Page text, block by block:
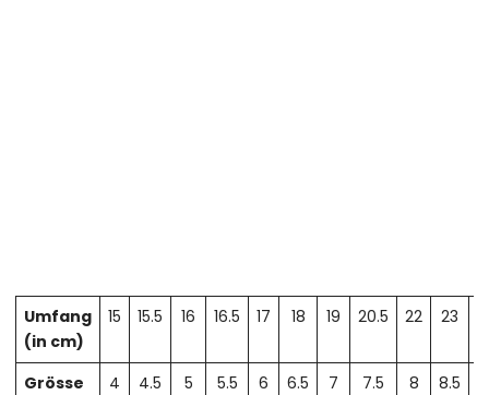
Umfang
(in cm)
15 15.5 16 16.5 17 18 19 20.5 22 23
Grösse 4 4.5 5 5.5 6 6.5 7 7.5 8 8.5